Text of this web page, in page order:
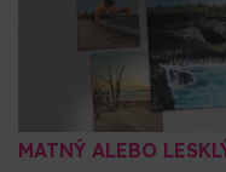
MATNÝ ALEBO